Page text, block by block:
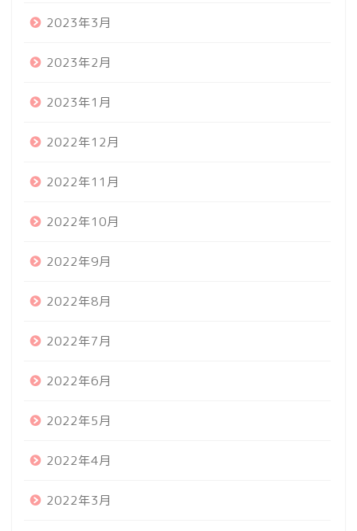
2023年3月
2023年2月
2023年1月
2022年12月
2022年11月
2022年10月
2022年9月
2022年8月
2022年7月
2022年6月
2022年5月
2022年4月
2022年3月